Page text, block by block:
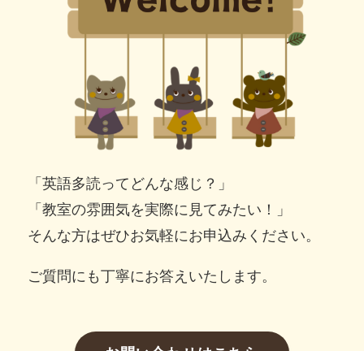
「英語多読ってどんな感じ？」
「教室の雰囲気を実際に見てみたい！」
そんな方はぜひお気軽にお申込みください。
ご質問にも丁寧にお答えいたします。